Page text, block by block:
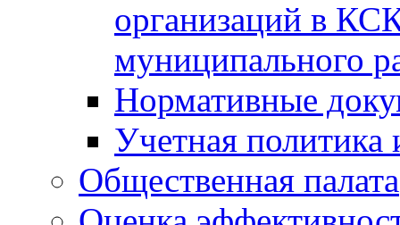
организаций в
муниципального
Нормативные
Учетная политика
Общественная палата